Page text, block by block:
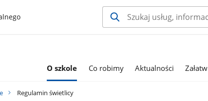
O szkole Co robimy Aktualności
Regulamin świetlicy